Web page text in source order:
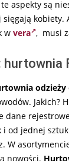
aspekty są
kobiety.
w vera , musi
od jednej
W
nowości.